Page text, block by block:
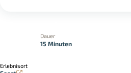
Dauer
15 Minuten
Erlebnisort